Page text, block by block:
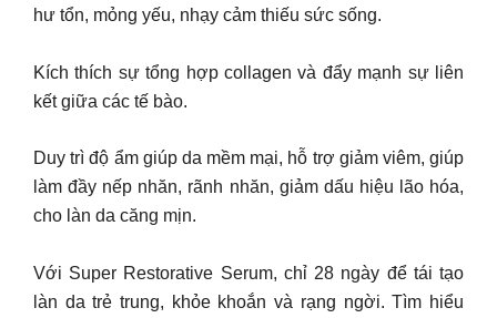
hư tổn, mỏng yếu, nhạy cảm thiếu sức sống.
Kích thích sự tổng hợp collagen và đẩy mạnh sự liên
kết giữa các tế bào.
Duy trì độ ẩm giúp da mềm mại, hỗ trợ giảm viêm, giúp
làm đầy nếp nhăn, rãnh nhăn, giảm dấu hiệu lão hóa,
cho làn da căng mịn.
Với Super Restorative Serum, chỉ 28 ngày để tái tạo
làn da trẻ trung, khỏe khoắn và rạng ngời. Tìm hiểu